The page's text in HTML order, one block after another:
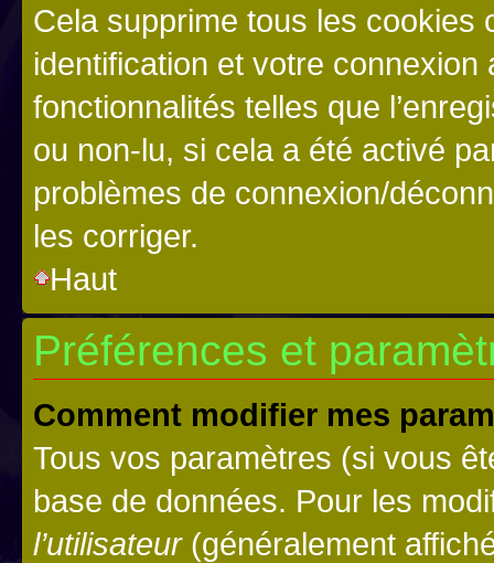
Cela supprime tous les cookies
identification et votre
fonctionnalités telles que
ou non-lu, si cela a été activé
problèmes de connexion/
les corriger.
Haut
Préférences et
Comment modifier mes
Tous vos paramètres (si vous
base de données. Pour les
l’utilisateur(généralement